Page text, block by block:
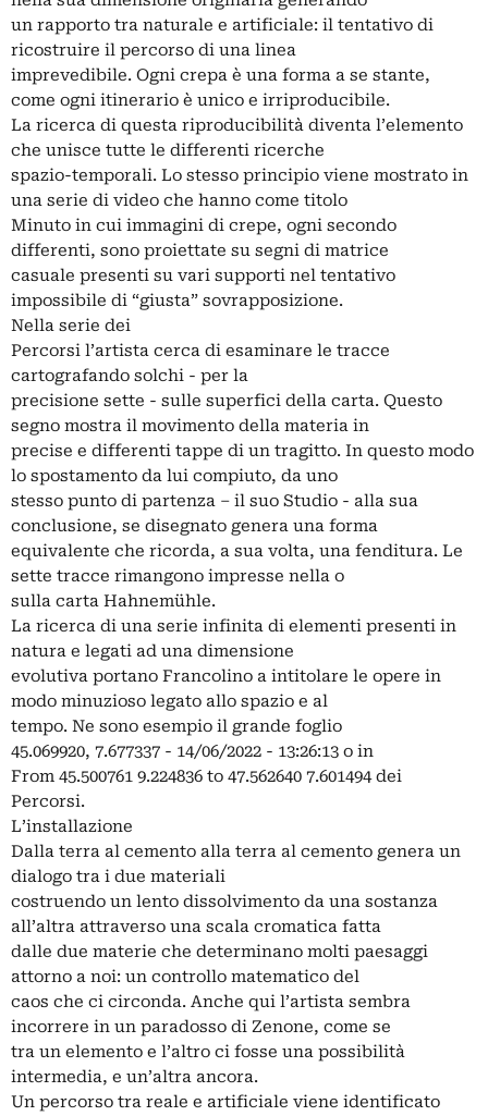
un rapporto tra naturale e artificiale: il tentativo di
ricostruire il percorso di una linea
imprevedibile. Ogni crepa è una forma a se stante,
come ogni itinerario è unico e irriproducibile.
La ricerca di questa riproducibilità diventa l’elemento
che unisce tutte le differenti ricerche
spazio-temporali. Lo stesso principio viene mostrato in
una serie di video che hanno come titolo
Minuto in cui immagini di crepe, ogni secondo
differenti, sono proiettate su segni di matrice
casuale presenti su vari supporti nel tentativo
impossibile di “giusta” sovrapposizione.
Nella serie dei
Percorsi l’artista cerca di esaminare le tracce
cartografando solchi - per la
precisione sette - sulle superfici della carta. Questo
segno mostra il movimento della materia in
precise e differenti tappe di un tragitto. In questo modo
lo spostamento da lui compiuto, da uno
stesso punto di partenza – il suo Studio - alla sua
conclusione, se disegnato genera una forma
equivalente che ricorda, a sua volta, una fenditura. Le
sette tracce rimangono impresse nella o
sulla carta Hahnemühle.
La ricerca di una serie infinita di elementi presenti in
natura e legati ad una dimensione
evolutiva portano Francolino a intitolare le opere in
modo minuzioso legato allo spazio e al
tempo. Ne sono esempio il grande foglio
45.069920, 7.677337 - 14/06/2022 - 13:26:13 o in
From 45.500761 9.224836 to 47.562640 7.601494 dei
Percorsi.
L’installazione
Dalla terra al cemento alla terra al cemento genera un
dialogo tra i due materiali
costruendo un lento dissolvimento da una sostanza
all’altra attraverso una scala cromatica fatta
dalle due materie che determinano molti paesaggi
attorno a noi: un controllo matematico del
caos che ci circonda. Anche qui l’artista sembra
incorrere in un paradosso di Zenone, come se
tra un elemento e l’altro ci fosse una possibilità
intermedia, e un’altra ancora.
Un percorso tra reale e artificiale viene identificato